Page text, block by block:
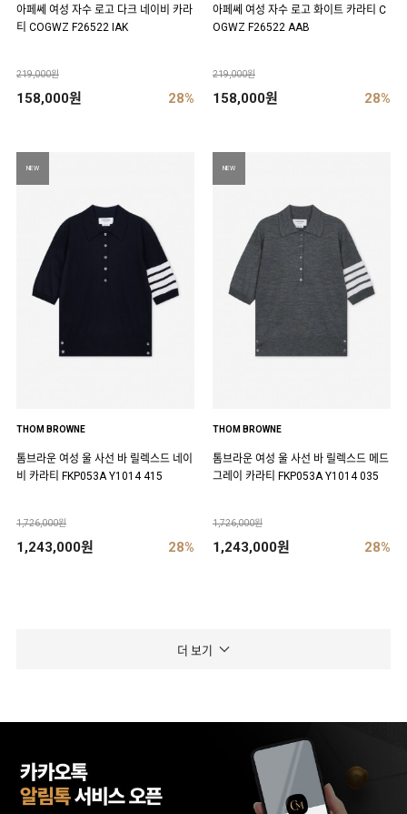
아페쎄 여성 자수 로고 다크 네이비 카라
티 COGWZ F26522 IAK
219,000원
158,000원 28%
아페쎄 여성 자수 로고 화이트 카라티 C
OGWZ F26522 AAB
219,000원
158,000원 28%
NEW
THOM BROWNE
톰브라운 여성 울 사선 바 릴렉스드 네이
비 카라티 FKP053A Y1014 415
1,726,000원
1,243,000원 28%
NEW
THOM BROWNE
톰브라운 여성 울 사선 바 릴렉스드 메드
그레이 카라티 FKP053A Y1014 035
1,726,000원
1,243,000원 28%
더 보기